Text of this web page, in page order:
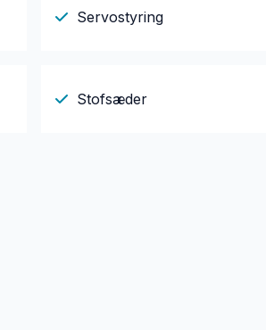
Servostyring
Stofsæder